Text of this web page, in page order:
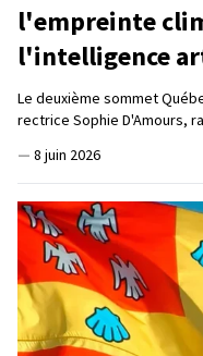
l'empreinte
l'intelligence
Le deuxième sommet
rectrice Sophie D'Amours,
— 8 juin 2026